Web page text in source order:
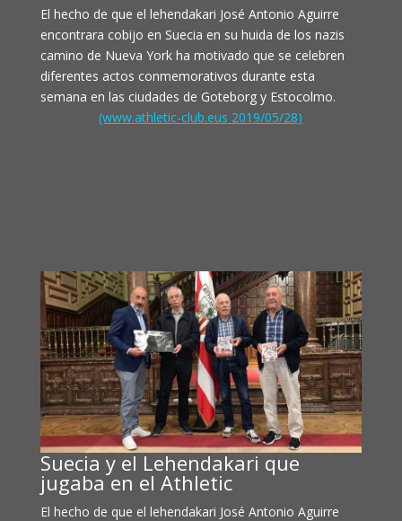
El hecho de que el lehendakari José Antonio Aguirre
encontrara cobijo en Suecia en su huida de los nazis
camino de Nueva York ha motivado que se celebren
diferentes actos conmemorativos durante esta
semana en las ciudades de Goteborg y Estocolmo.
(www.athletic-club.eus 2019/05/28)
Suecia y el Lehendakari que
jugaba en el Athletic
El hecho de que el lehendakari José Antonio Aguirre